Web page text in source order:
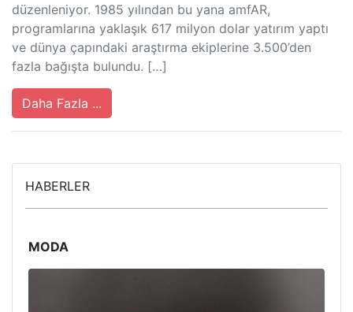
düzenleniyor. 1985 yılından bu yana amfAR,
programlarına yaklaşık 617 milyon dolar yatırım yaptı
ve dünya çapındaki araştırma ekiplerine 3.500’den
fazla bağışta bulundu. […]
Daha Fazla ...
HABERLER
MODA